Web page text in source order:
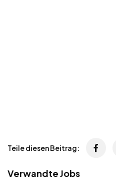
Teile diesen Beitrag:
Verwandte Jobs